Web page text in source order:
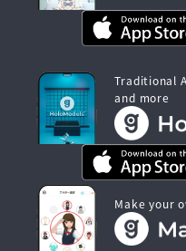
Traditional
and more
Make your